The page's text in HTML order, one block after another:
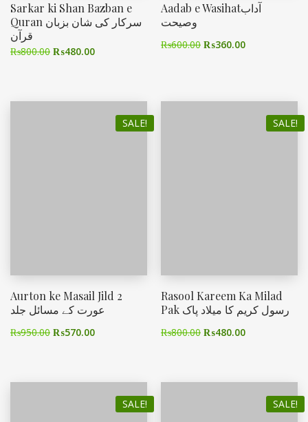
Sarkar ki Shan Bazban e
Quran سرکار کی شان بزبان
قرآن
₨800.00 ₨480.00
Aadab e Wasihatآداب
وصیحت
₨600.00 ₨360.00
SALE!
Aurton ke Masail Jild 2
عورت کے مسائل جلد
₨950.00 ₨570.00
SALE!
Rasool Kareem Ka Milad
Pak رسول کریم کا میلاد پاک
₨800.00 ₨480.00
SALE! SALE!